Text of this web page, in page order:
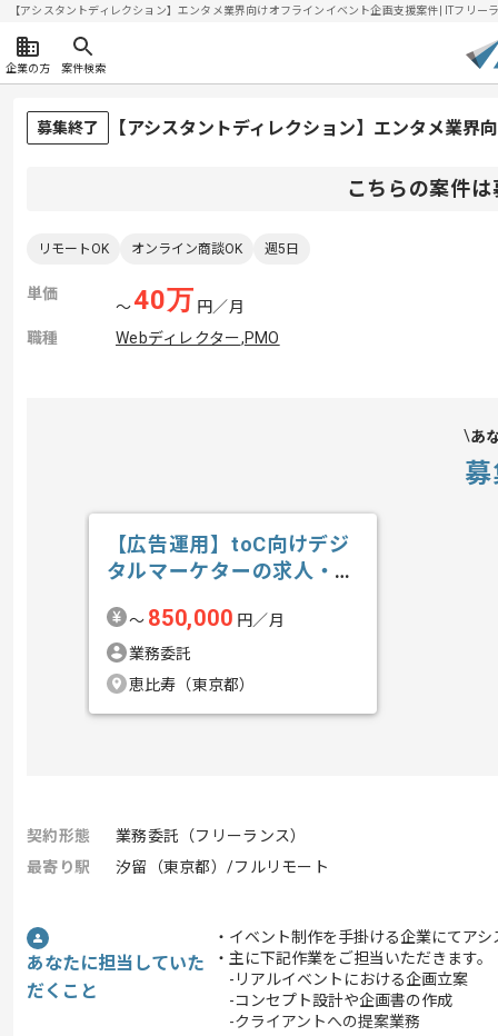
【アシスタントディレクション】エンタメ業界向けオフラインイベント企画支援案件| ITフリ
企業の方 案件検索
募集終了 【アシスタントディレクション】エンタメ業
こちらの案件
リモートOK オンライン商談OK 週5日
単価
〜40万 円／月
職種
Webディレクター,PMO
あ
【広告運用】toC向けデジ
タルマーケターの求人・案
〜 850,000 円／月
業務委託
恵比寿（東京都）
契約形態
業務委託（フリーランス）
最寄り駅
汐留（東京都）/フルリモート
あなたに担当していた
だくこと
・イベント制作を手掛ける企業にてア
・主に下記作業をご担当いただきます。
-リアルイベントにおける企画立案
-コンセプト設計や企画書の作成
-クライアントへの提案業務